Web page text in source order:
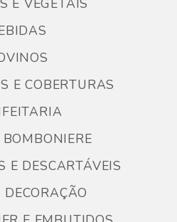
E VEGETAIS
E COBERTURAS
BOMBONIERE
E DESCARTÁVEIS
DECORAÇÃO